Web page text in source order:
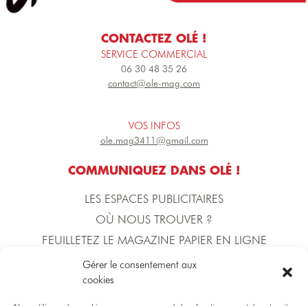
Gérer le consentement aux
cookies
CONTACTEZ OLÉ !
SERVICE COMMERCIAL
06 30 48 35 26
contact@ole-mag.com
VOS INFOS
ole.mag3411@gmail.com
COMMUNIQUEZ DANS OLÉ !
LES ESPACES PUBLICITAIRES
OÙ NOUS TROUVER ?
FEUILLETEZ LE MAGAZINE PAPIER EN LIGNE
L'ÉQUIPE D'OLÉ !
DIRECTION DE LA PUBLICATION